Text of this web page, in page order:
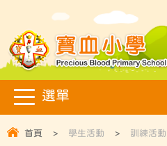
首頁 > 學生活動 > 訓練活動